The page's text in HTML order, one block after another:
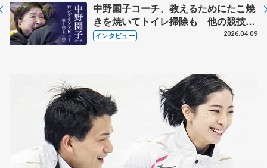
中野園子コーチ、教えるためにたこ焼
きを焼いてトイレ掃除も 他の競技に
も通用するという坂本花織の筋肉
インタビュー 2026.04.09